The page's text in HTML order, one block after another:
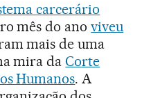
carcerário
mês do anoviveu
mais de uma
mira daCorte
Humanos. A